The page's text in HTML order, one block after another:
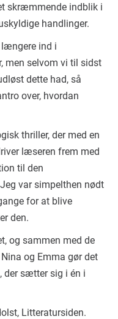
skræmmende indblik i
handlinger.
ind i
men selvom vi til sidst
dette had, så
over, hvordan
thriller, der med en
læseren frem med
til den
var simpelthen nødt
for at blive
den.
og sammen med de
og Emma gør det
der sætter sig i én i
Litteratursiden.